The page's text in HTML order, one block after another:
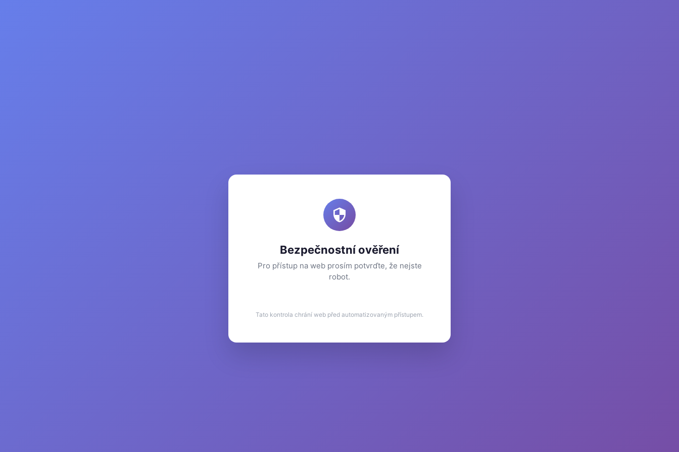
Bezpečnostní ověření
Pro přístup na web prosím potvrďte, že nejste
robot.
Tato kontrola chrání web před automatizovaným přístupem.